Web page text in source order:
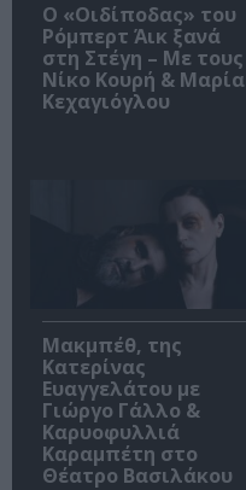
O «Οιδίποδας» του
Ρόμπερτ Άικ ξανά
στη Στέγη – Με τους
Νίκο Κουρή & Μαρία
Κεχαγιόγλου
Μακμπέθ, της
Κατερίνας
Ευαγγελάτου με
Γιώργο Γάλλο &
Καρυοφυλλιά
Καραμπέτη στο
Θέατρο Βασιλάκου